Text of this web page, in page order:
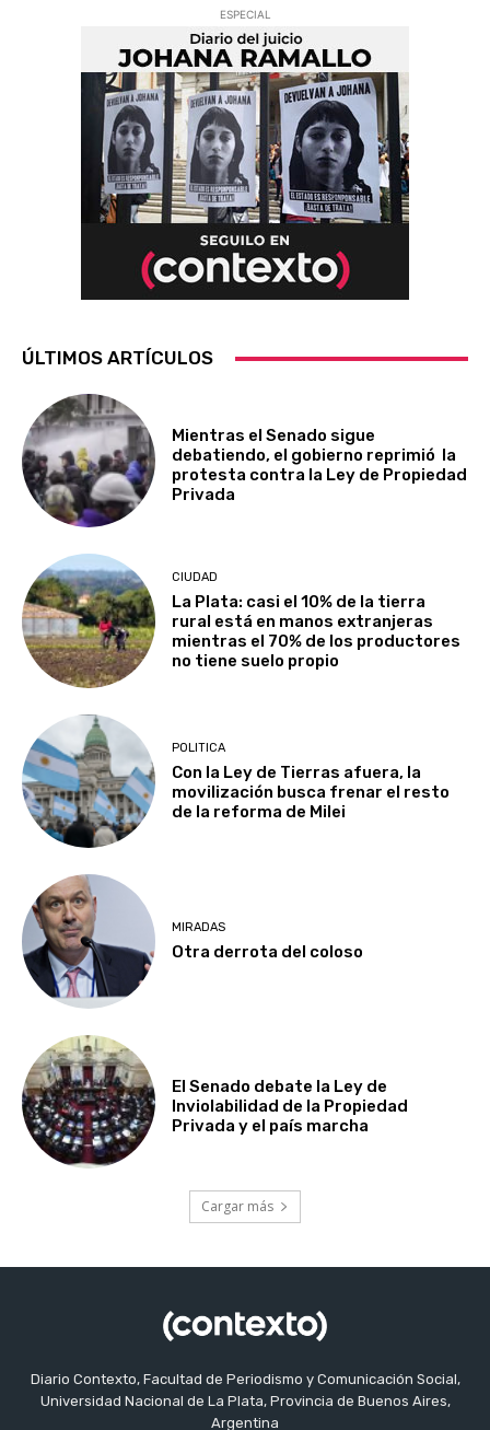
ESPECIAL
ÚLTIMOS ARTÍCULOS
Mientras el Senado sigue
debatiendo, el gobierno reprimió la
protesta contra la Ley de Propiedad
Privada
CIUDAD
La Plata: casi el 10% de la tierra
rural está en manos extranjeras
mientras el 70% de los productores
no tiene suelo propio
POLITICA
Con la Ley de Tierras afuera, la
movilización busca frenar el resto
de la reforma de Milei
MIRADAS
Otra derrota del coloso
El Senado debate la Ley de
Inviolabilidad de la Propiedad
Privada y el país marcha
Cargar más
Diario Contexto, Facultad de Periodismo y Comunicación Social,
Universidad Nacional de La Plata, Provincia de Buenos Aires,
Argentina